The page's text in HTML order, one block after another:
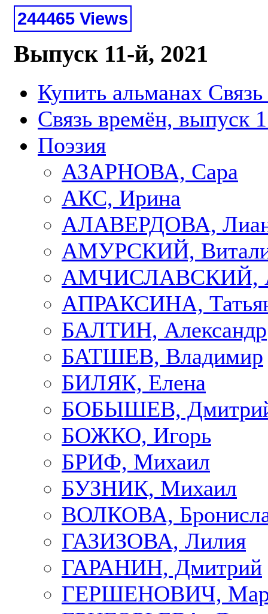
244465 Views
Выпуск 11-й, 2021
Купить альманах
Связь времён, выпуск
Поэзия
АЗАРНОВА, Сара
АКС, Ирина
АЛАВЕРДОВА,
АМУРСКИЙ,
АМЧИСЛАВСКИЙ,
АПРАКСИНА,
БАЛТИН, Александр
БАТШЕВ, Владимир
БИЛЯК, Елена
БОБЫШЕВ,
БОЖКО, Игорь
БРИФ, Михаил
БУЗНИК, Михаил
ВОЛКОВА,
ГАЗИЗОВА, Лилия
ГАРАНИН, Дмитрий
ГЕРШЕНОВИЧ,